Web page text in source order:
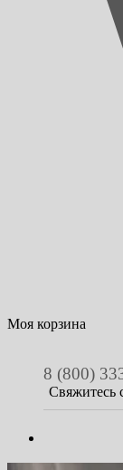
Моя корзина
8 (800)
Свяжитесь